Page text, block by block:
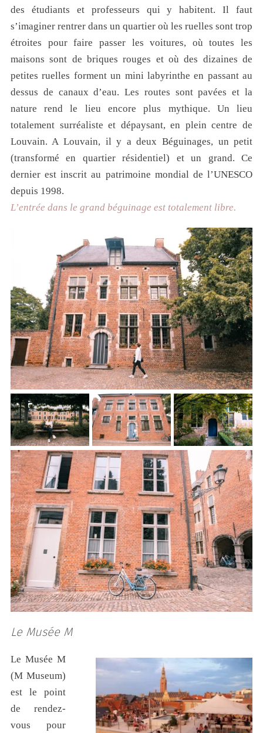
des étudiants et professeurs qui y habitent. Il faut
s’imaginer rentrer dans un quartier où les ruelles sont trop
étroites pour faire passer les voitures, où toutes les
maisons sont de briques rouges et où des dizaines de
petites ruelles forment un mini labyrinthe en passant au
dessus de canaux d’eau. Les routes sont pavées et la
nature rend le lieu encore plus mythique. Un lieu
totalement surréaliste et dépaysant, en plein centre de
Louvain. A Louvain, il y a deux Béguinages, un petit
(transformé en quartier résidentiel) et un grand. Ce
dernier est inscrit au patrimoine mondial de l’UNESCO
depuis 1998.
L’entrée dans le grand béguinage est totalement libre.
Le Musée M
Le Musée M
(M Museum)
est le point
de rendez-
vous pour